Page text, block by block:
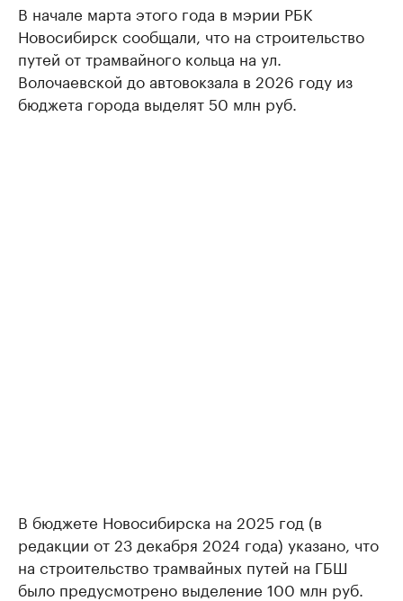
В начале марта этого года в мэрии РБК
Новосибирск сообщали, что на строительство
путей от трамвайного кольца на ул.
Волочаевской до автовокзала в 2026 году из
бюджета города выделят 50 млн руб.
В бюджете Новосибирска на 2025 год (в
редакции от 23 декабря 2024 года) указано, что
на строительство трамвайных путей на ГБШ
было предусмотрено выделение 100 млн руб.